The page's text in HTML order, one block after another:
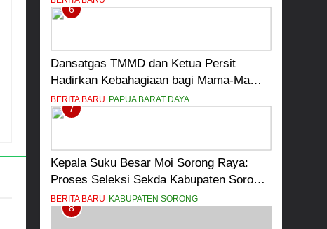
Penganiayaan
6
Dansatgas TMMD dan Ketua Persit
Hadirkan Kebahagiaan bagi Mama-Mama
dan Anak-Anak Kampung Sesor
BERITA BARU PAPUA BARAT DAYA
7
Kepala Suku Besar Moi Sorong Raya:
Proses Seleksi Sekda Kabupaten Sorong
Tidak Sah dan Melanggar Aturan
BERITA BARU KABUPATEN SORONG
8